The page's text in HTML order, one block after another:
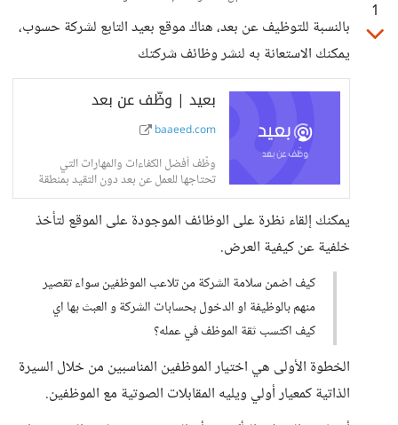
1
بالنسبة للتوظيف عن بعد، هناك موقع بعيد التابع لشركة حسوب،
يمكنك الاستعانة به لنشر وظائف شركتك
بعيد | وظّف عن بعد
baaeed.com
وظّف أفضل الكفاءات والمهارات التي
تحتاجها للعمل عن بعد دون التقيد بمنطقة
جغرافية محددة.
يمكنك إلقاء نظرة على الوظائف الموجودة على الموقع لتأخذ
خلفية عن كيفية العرض.
كيف اضمن سلامة الشركة من تلاعب الموظفين سواء تقصير
منهم بالوظيفة او الدخول بحسابات الشركة و العبث بها اي
كيف اكتسب ثقة الموظف في عمله؟
الخطوة الأولى هي اختيار الموظفين المناسبين من خلال السيرة
الذاتية كمعيار أولي ويليه المقابلات الصوتية مع الموظفين.